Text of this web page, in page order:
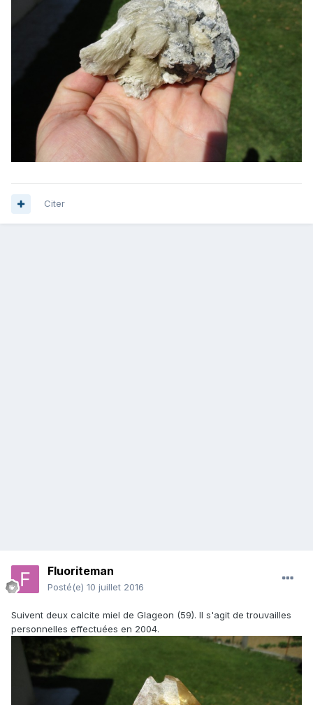
Citer
Fluoriteman
Posté(e) 10 juillet 2016
Suivent deux calcite miel de Glageon (59). Il s'agit de trouvailles
personnelles effectuées en 2004.